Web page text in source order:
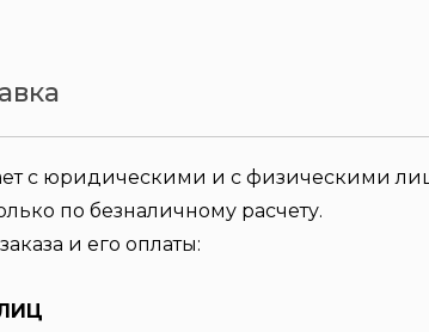
с юридическими и с физическими
по безналичному расчету.
и его оплаты: